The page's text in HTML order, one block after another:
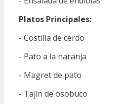
Platos Principales:
- Costilla de cerdo
- Pato a la naranja
- Magret de pato
- Tajín de osobuco